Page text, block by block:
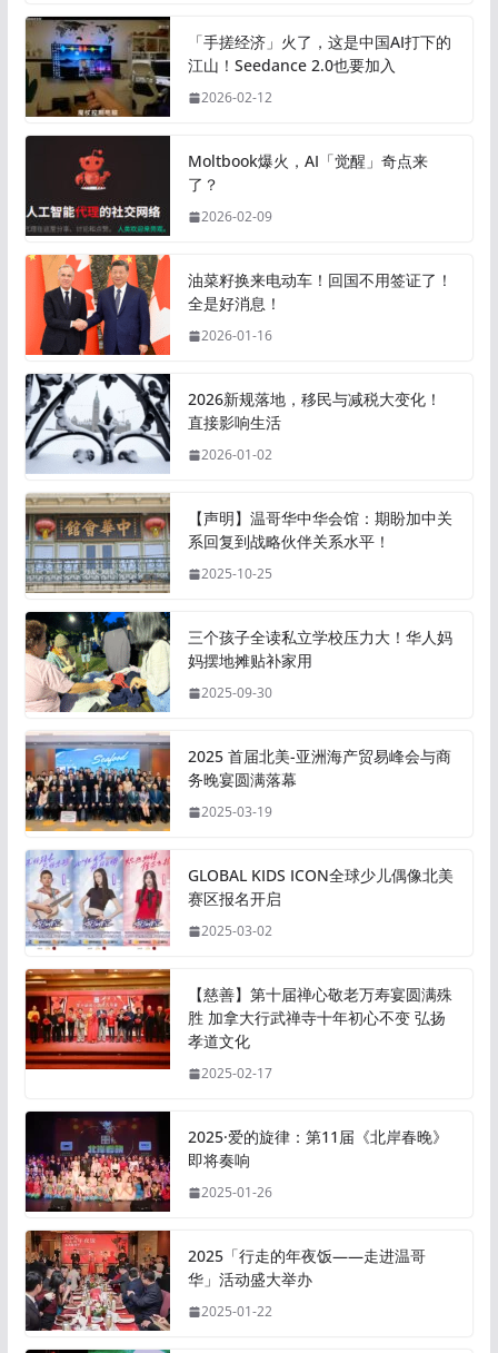
「手搓经济」火了，这是中国AI打下的
江山！Seedance 2.0也要加入
2026-02-12
Moltbook爆火，AI「觉醒」奇点来
了？
2026-02-09
油菜籽换来电动车！回国不用签证了！
全是好消息！
2026-01-16
2026新规落地，移民与减税大变化！
直接影响生活
2026-01-02
【声明】温哥华中华会馆：期盼加中关
系回复到战略伙伴关系水平！
2025-10-25
三个孩子全读私立学校压力大！华人妈
妈摆地摊贴补家用
2025-09-30
2025 首届北美-亚洲海产贸易峰会与商
务晚宴圆满落幕
2025-03-19
GLOBAL KIDS ICON全球少儿偶像北美
赛区报名开启
2025-03-02
【慈善】第十届禅心敬老万寿宴圆满殊
胜 加拿大行武禅寺十年初心不变 弘扬
孝道文化
2025-02-17
2025·爱的旋律：第11届《北岸春晚》
即将奏响
2025-01-26
2025「行走的年夜饭——走进温哥
华」活动盛大举办
2025-01-22